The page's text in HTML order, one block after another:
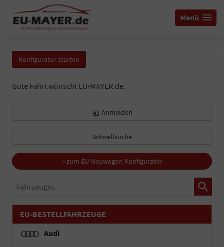
Menü
Konfigurator starten
Gute Fahrt wünscht EU-MAYER.de.
Anmelden
Schnellsuche
» zum EU-Neuwagen-Konfigurator
Fahrzeugnr.
EU-BESTELLFAHRZEUGE
Audi